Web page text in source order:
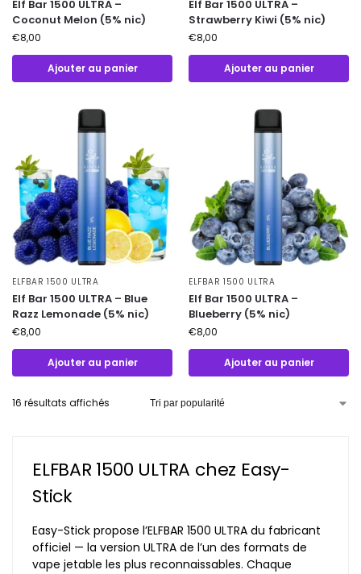
Elf Bar 1500 ULTRA –
Coconut Melon (5% nic)
€8,00
Ajouter au panier
Elf Bar 1500 ULTRA –
Strawberry Kiwi (5% nic)
€8,00
Ajouter au panier
ELFBAR 1500 ULTRA
Elf Bar 1500 ULTRA – Blue
Razz Lemonade (5% nic)
€8,00
Ajouter au panier
ELFBAR 1500 ULTRA
Elf Bar 1500 ULTRA –
Blueberry (5% nic)
€8,00
Ajouter au panier
16 résultats affichés
ELFBAR 1500 ULTRA chez Easy-
Stick
Easy-Stick propose l’ELFBAR 1500 ULTRA du fabricant
officiel — la version ULTRA de l’un des formats de
vape jetable les plus reconnaissables. Chaque